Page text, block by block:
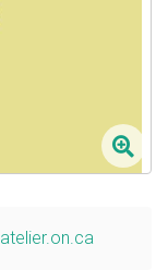
atelier.on.ca